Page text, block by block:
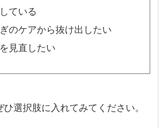
ている
のケアから抜け出したい
見直したい
選択肢に入れてみてください。